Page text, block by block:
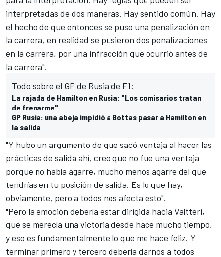
interpretadas de dos maneras. Hay sentido común. Hay
el hecho de que entonces se puso una penalización en
la carrera, en realidad se pusieron dos penalizaciones
en la carrera, por una infracción que ocurrió antes de
la carrera".
Todo sobre el GP de Rusia de F1:
La rajada de Hamilton en Rusia: "Los comisarios tratan
de frenarme"
GP Rusia: una abeja impidió a Bottas pasar a Hamilton en
la salida
"Y hubo un argumento de que sacó ventaja al hacer las
prácticas de salida ahí, creo que no fue una ventaja
porque no había agarre, mucho menos agarre del que
tendrías en tu posición de salida. Es lo que hay,
obviamente, pero a todos nos afecta esto".
"Pero la emoción debería estar dirigida hacia Valtteri,
que se merecía una victoria desde hace mucho tiempo,
y eso es fundamentalmente lo que me hace feliz. Y
terminar primero y tercero debería darnos a todos